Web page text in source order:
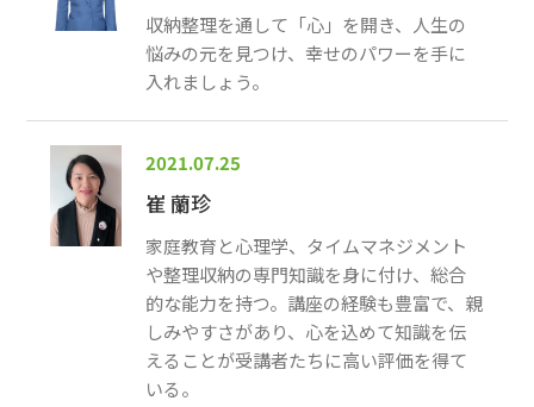
収納整理を通して「心」を開き、人生の
悩みの元を見つけ、幸せのパワーを手に
入れましょう。
2021.07.25
崔 蘭珍
家庭教育と心理学、タイムマネジメント
や整理収納の専門知識を身に付け、総合
的な能力を持つ。講座の経験も豊富で、親
しみやすさがあり、心を込めて知識を伝
えることが受講者たちに高い評価を得て
いる。